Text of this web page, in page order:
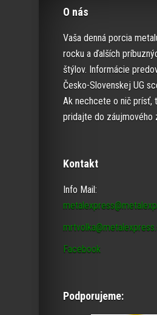
O nás
Vaša denná porcia
rocku a ďalších
štýlov. Informácie
Česko-Slovenskej UG
Ak nechcete o nič prísť,
pridajte do záujmového
Kontakt
Info Mail:
Facebook
Podporujeme: